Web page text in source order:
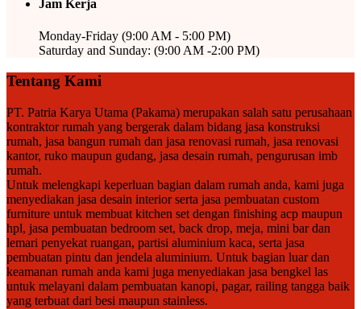
Jam Kerja
Monday-Friday (9:00 AM - 5:00 PM)
Saturday and Sunday: (9:00 AM -2:00 PM)
Tentang Kami
PT. Patria Karya Utama (Pakama) merupakan salah satu perusahaan
kontraktor rumah yang bergerak dalam bidang jasa konstruksi
rumah, jasa bangun rumah dan jasa renovasi rumah, jasa renovasi
kantor, ruko maupun gudang, jasa desain rumah, pengurusan imb
rumah.
Untuk melengkapi keperluan bagian dalam rumah anda, kami juga
menyediakan jasa desain interior serta jasa pembuatan custom
furniture untuk membuat kitchen set dengan finishing acp maupun
hpl, jasa pembuatan bedroom set, back drop, meja, mini bar dan
lemari penyekat ruangan, partisi aluminium kaca, serta jasa
pembuatan pintu dan jendela aluminium. Untuk bagian luar dan
keamanan rumah anda kami juga menyediakan jasa bengkel las
untuk melayani dalam pembuatan kanopi, pagar, railing tangga baik
yang terbuat dari besi maupun stainless.